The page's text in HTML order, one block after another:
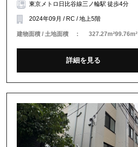
東京メトロ日比谷線三ノ輪駅 徒歩4分
2024年09月 / RC / 地上5階
建物面積 / 土地面積 ： 327.27m²99.76m²
詳細を見る